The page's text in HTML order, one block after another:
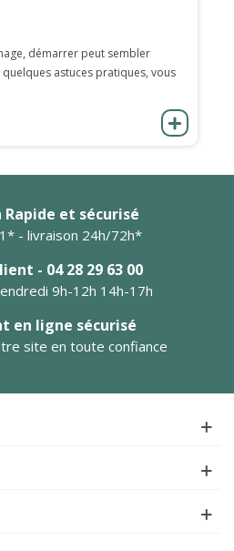
démarrer peut sembler
astuces pratiques, vous
Rapide et sécurisé
- livraison 24h/72h*
- 04 28 29 63 00
9h-12h 14h-17h
en ligne sécurisé
site en toute confiance